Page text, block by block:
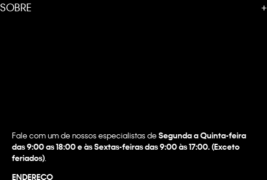
SOBRE +
Fale com um de nossos especialistas deSegunda a Quinta-feira
das 9:00 as 18:00 e às Sextas-feiras das 9:00 às 17:00. (Exceto
feriados).
ENDEREÇO